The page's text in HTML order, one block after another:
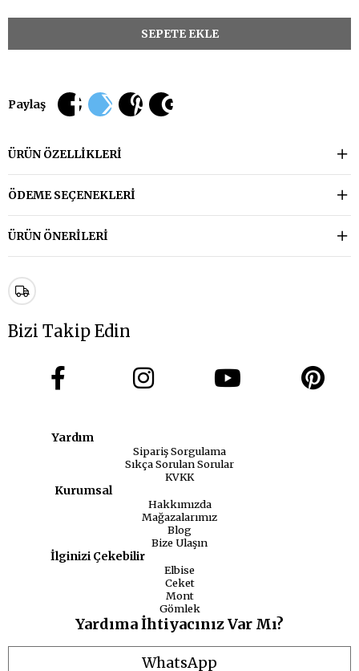
Paylaş
ÜRÜN ÖZELLIKLERI
ÖDEME SEÇENEKLERI
ÜRÜN ÖNERILERI
Bizi Takip Edin
Yardım
Sipariş Sorgulama
Sıkça Sorulan Sorular
KVKK
Kurumsal
Hakkımızda
Mağazalarımız
Blog
Bize Ulaşın
İlginizi Çekebilir
Elbise
Ceket
Mont
Gömlek
Yardıma İhtiyacınız Var Mı?
WhatsApp